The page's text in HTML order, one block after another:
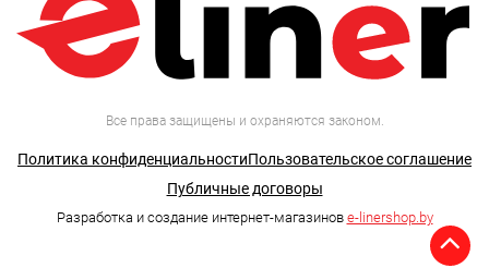
Все права защищены и охраняются законом.
Политика конфиденциальностиПользовательское соглашение
Публичные договоры
Разработка и создание интернет-магазинов e-linershop.by